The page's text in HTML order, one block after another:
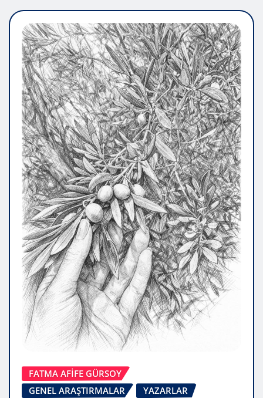
FATMA AFİFE GÜRSOY
GENEL ARAŞTIRMALAR
YAZARLAR